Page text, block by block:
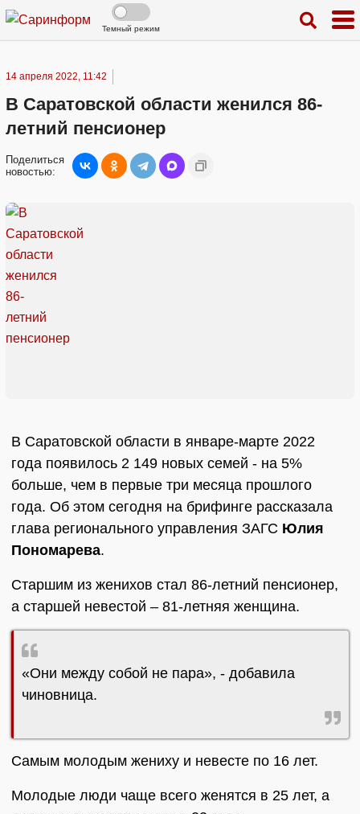
Темный режим
14 апреля 2022, 11:42
В Саратовской области женился 86-
летний пенсионер
Поделиться
новостью:
В Саратовской области в январе-марте 2022
года появилось 2 149 новых семей - на 5%
больше, чем в первые три месяца прошлого
года. Об этом сегодня на брифинге рассказала
глава регионального управления ЗАГС Юлия
Пономарева.
Старшим из женихов стал 86-летний пенсионер,
а старшей невестой – 81-летняя женщина.
«Они между собой не пара», - добавила
чиновница.
Самым молодым жениху и невесте по 16 лет.
Молодые люди чаще всего женятся в 25 лет, а